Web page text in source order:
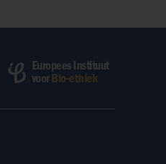
Europees Instituut
voorBio-ethiek